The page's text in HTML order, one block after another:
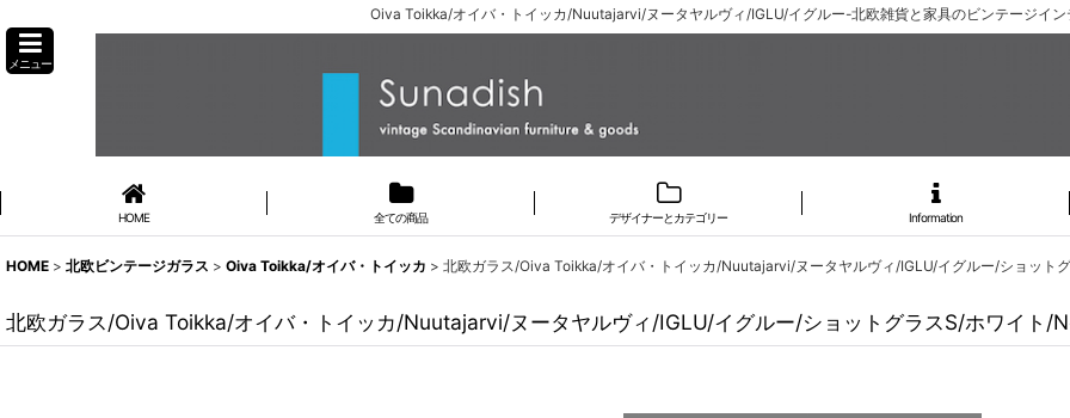
Oiva Toikka/オイバ・トイッカ/Nuutajarvi/ヌータヤルヴィ/IGLU/イグルー-北欧雑貨と家具のビンテージイ
メニュー
HOME 全ての商品 デザイナーとカテゴリー Information
HOME > 北欧ビンテージガラス > Oiva Toikka/オイバ・トイッカ > 北欧ガラス/Oiva Toikka/オイバ・トイッカ/Nuutajarvi/ヌータヤルヴィ/IGLU/イグルー/ショット
北欧ガラス/Oiva Toikka/オイバ・トイッカ/Nuutajarvi/ヌータヤルヴィ/IGLU/イグルー/ショットグラスS/ホワイト/